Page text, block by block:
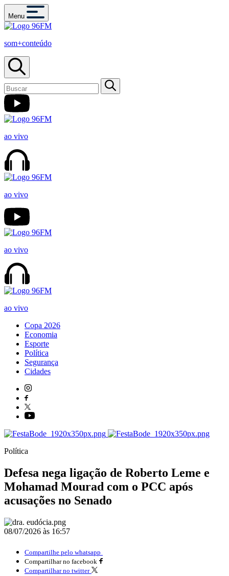
Menu
som+conteúdo
ao vivo
ao vivo
ao vivo
ao vivo
Copa 2026
Economia
Esporte
Política
Segurança
Cidades
Política
Defesa nega ligação de Roberto Leme e
Mohamad Mourad com o PCC após
acusações no Senado
08/07/2026 às 16:57
Compartilhe pelo whatsapp
Compartilhar no facebook
Compartilhar no twitter